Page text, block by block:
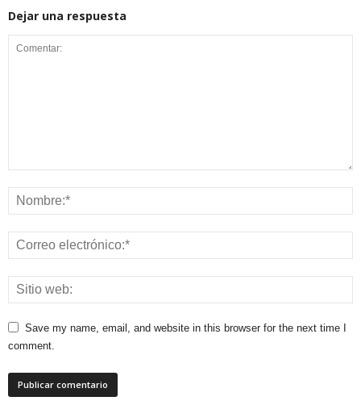
Dejar una respuesta
Save my name, email, and website in this browser for the next time I
comment.